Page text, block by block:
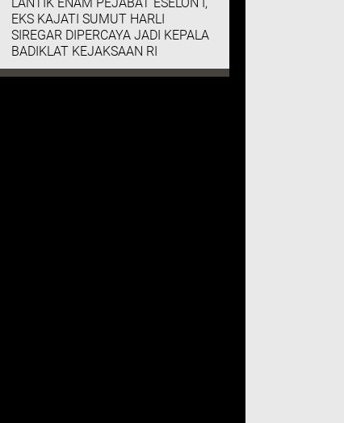
EKS KAJATI SUMUT HARLI
SIREGAR DIPERCAYA JADI KEPALA
BADIKLAT KEJAKSAAN RI